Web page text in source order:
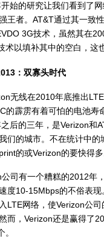
的研究让我们看到了网
王者。AT&T通过其一致
3G技术，虽然其在
术以填补其中的空白，这
：双寡头时代
线在2010年底推出LTE
的霹雳有着可怕的电池
后的三年，是Verizon和
们的城市。不在统计中
的或Verizon的要快得多
有一个糟糕的2012年，
度10-15Mbps的不俗表
LTE网络，使Verizon公
而，Verizon还是赢得了